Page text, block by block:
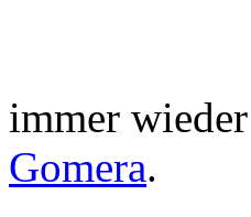
immer
Gomera.